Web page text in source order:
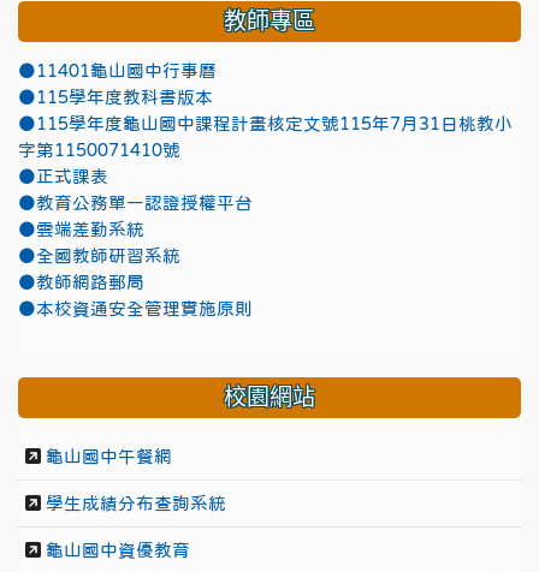
教師專區
●11401龜山國中行事曆
●115學年度教科書版本
●115學年度龜山國中課程計畫核定文號115年7月31日桃教小
字第1150071410號
●正式課表
●教育公務單一認證授權平台
●雲端差勤系統
●全國教師研習系統
●教師網路郵局
●本校資通安全管理實施原則
校園網站
龜山國中午餐網
學生成績分布查詢系統
龜山國中資優教育